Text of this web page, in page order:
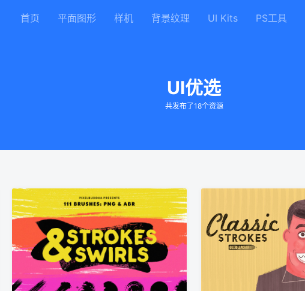
首页 平面图形 样机 背景纹理 UI Kits PS工具
UI优选
共发布了18个资源